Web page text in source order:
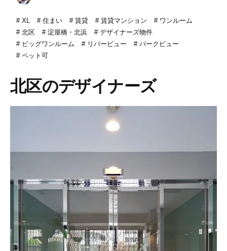
XL 住まい 賃貸 賃貸マンション
ワンルーム
北区
淀屋橋・北浜
デザイナーズ物件
ビッグワンルーム
リバービュー
パークビュー
ペット可
北区のデザイナーズ